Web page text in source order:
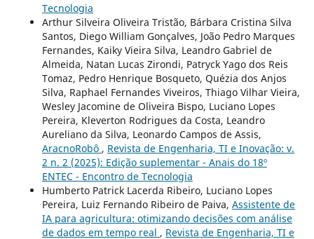
Tecnologia
Arthur Silveira Oliveira Tristão, Bárbara Cristina Silva
Santos, Diego William Gonçalves, João Pedro Marques
Fernandes, Kaiky Vieira Silva, Leandro Gabriel de
Almeida, Natan Lucas Zirondi, Patryck Yago dos Reis
Tomaz, Pedro Henrique Bosqueto, Quézia dos Anjos
Silva, Raphael Fernandes Viveiros, Thiago Vilhar Vieira,
Wesley Jacomine de Oliveira Bispo, Luciano Lopes
Pereira, Kleverton Rodrigues da Costa, Leandro
Aureliano da Silva, Leonardo Campos de Assis,
AracnoRobô , Revista de Engenharia, TI e Inovação: v.
2 n. 2 (2025): Edição suplementar - Anais do 18º
ENTEC - Encontro de Tecnologia
Humberto Patrick Lacerda Ribeiro, Luciano Lopes
Pereira, Luiz Fernando Ribeiro de Paiva, Assistente de
IA para agricultura: otimizando decisões com análise
de dados em tempo real , Revista de Engenharia, TI e